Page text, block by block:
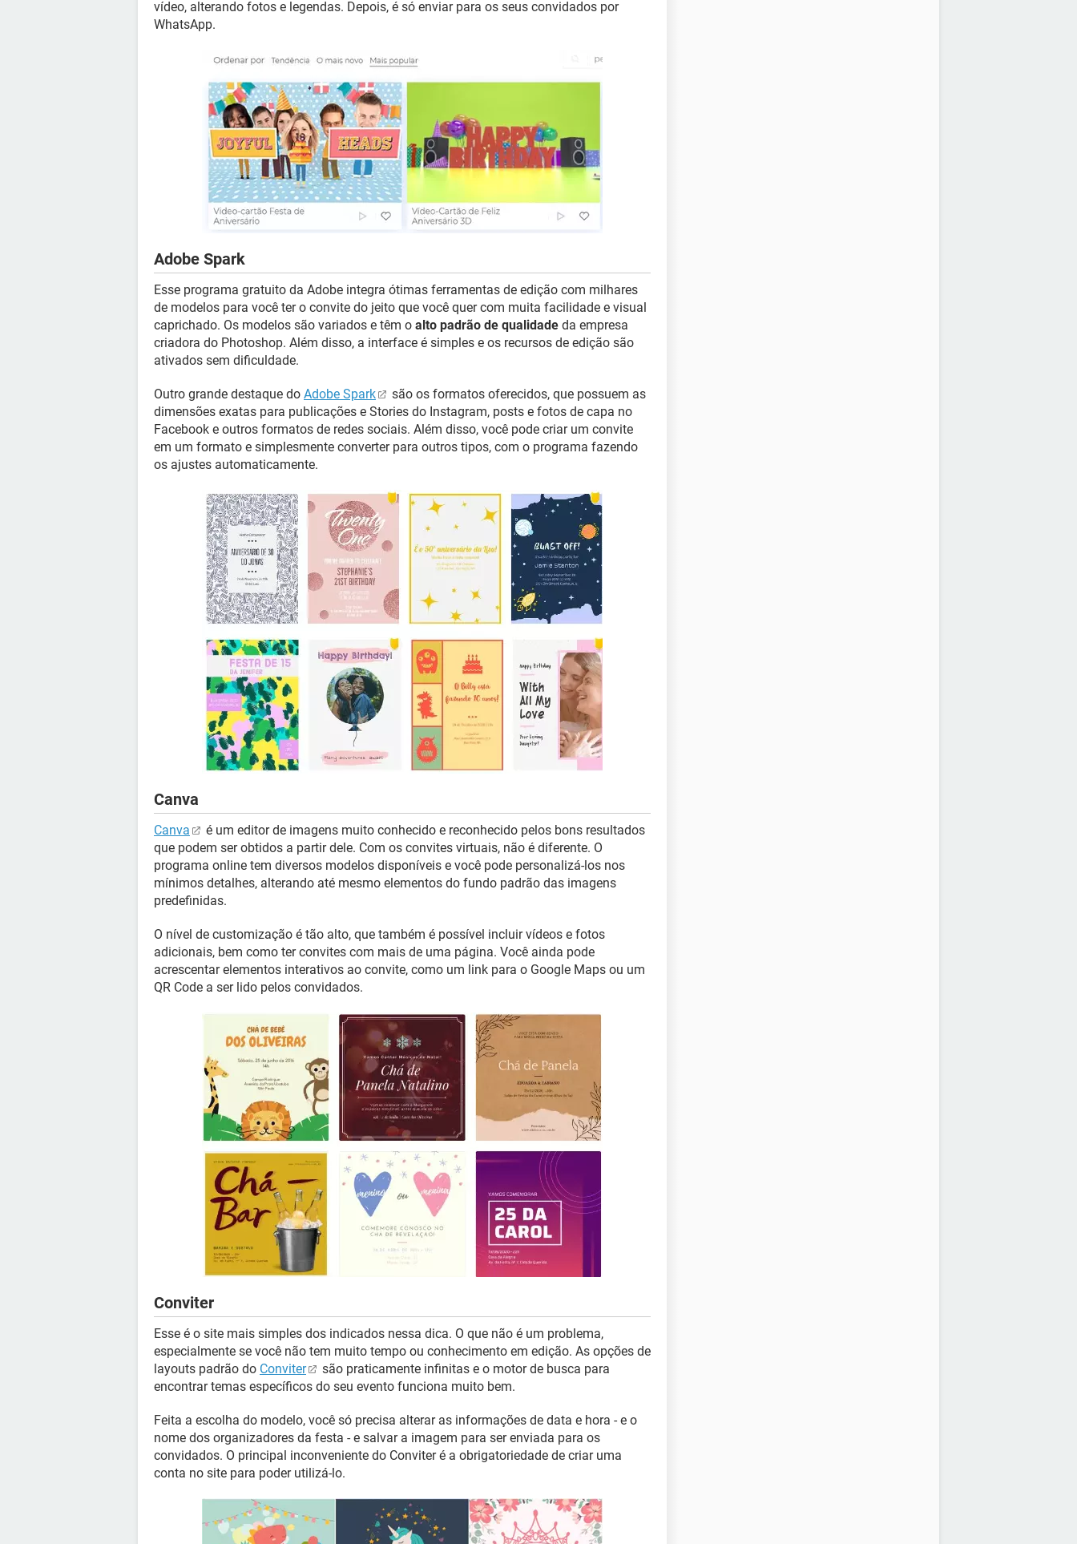
vídeo, alterando fotos e legendas. Depois, é só enviar para os seus convidados por
WhatsApp.
Adobe Spark
Esse programa gratuito da Adobe integra ótimas ferramentas de edição com milhares
de modelos para você ter o convite do jeito que você quer com muita facilidade e visual
caprichado. Os modelos são variados e têm o alto padrão de qualidade da empresa
criadora do Photoshop. Além disso, a interface é simples e os recursos de edição são
ativados sem dificuldade.
Outro grande destaque do Adobe Spark
são os formatos oferecidos, que possuem as
dimensões exatas para publicações e Stories do Instagram, posts e fotos de capa no
Facebook e outros formatos de redes sociais. Além disso, você pode criar um convite
em um formato e simplesmente converter para outros tipos, com o programa fazendo
os ajustes automaticamente.
Canva
Canva
é um editor de imagens muito conhecido e reconhecido pelos bons resultados
que podem ser obtidos a partir dele. Com os convites virtuais, não é diferente. O
programa online tem diversos modelos disponíveis e você pode personalizá-los nos
mínimos detalhes, alterando até mesmo elementos do fundo padrão das imagens
predefinidas.
O nível de customização é tão alto, que também é possível incluir vídeos e fotos
adicionais, bem como ter convites com mais de uma página. Você ainda pode
acrescentar elementos interativos ao convite, como um link para o Google Maps ou um
QR Code a ser lido pelos convidados.
Conviter
Esse é o site mais simples dos indicados nessa dica. O que não é um problema,
especialmente se você não tem muito tempo ou conhecimento em edição. As opções de
layouts padrão do Conviter
são praticamente infinitas e o motor de busca para
encontrar temas específicos do seu evento funciona muito bem.
Feita a escolha do modelo, você só precisa alterar as informações de data e hora - e o
nome dos organizadores da festa - e salvar a imagem para ser enviada para os
convidados. O principal inconveniente do Conviter é a obrigatoriedade de criar uma
conta no site para poder utilizá-lo.